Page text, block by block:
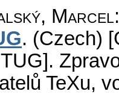
Marcel
. (Czech)
TeXu,